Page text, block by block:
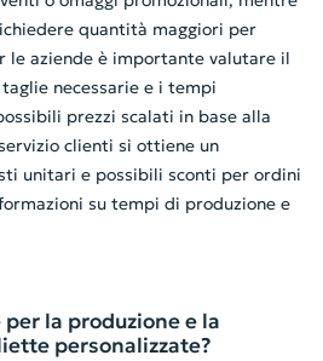
quantità maggiori per
le aziende è importante valutare il
necessarie e i tempi
prezzi scalati in base alla
clienti si ottiene un
unitari e possibili sconti per ordini
su tempi di produzione e
la produzione e la
personalizzate?